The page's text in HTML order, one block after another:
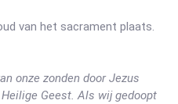
van het sacrament plaats.
onze zonden door Jezus
Geest. Als wij gedoopt